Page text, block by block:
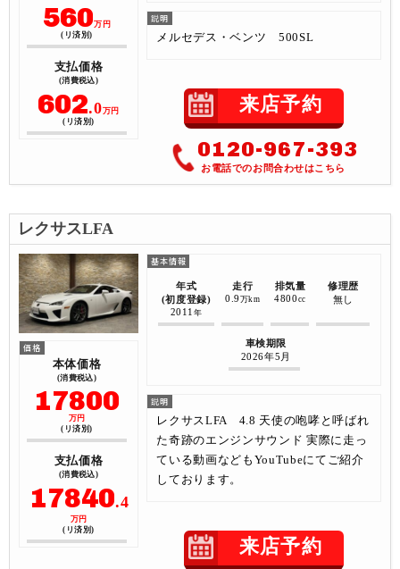
560万円
(リ済別)
支払価格
(消費税込)
602.0万円
(リ済別)
メルセデス・ベンツ 500SL
来店予約
0120-967-393
お電話でのお問合わせはこちら
レクサスLFA
本体価格
(消費税込)
17800
万円
(リ済別)
支払価格
(消費税込)
17840.4
万円
(リ済別)
年式
(初度登録)
2011 年
走行
0.9 万km
排気量
4800 cc
修理歴
無し
車検期限
2026年5月
レクサスLFA 4.8 天使の咆哮と呼ばれ
た奇跡のエンジンサウンド 実際に走っ
ている動画などもYouTubeにてご紹介
しております。
来店予約